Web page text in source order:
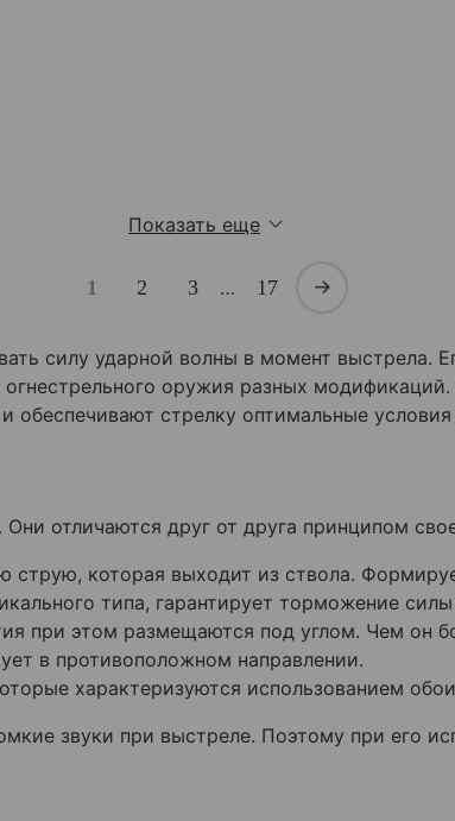
Показать еще
1 2 3 … 17
силу ударной волны в момент выстрела.
оружия разных
обеспечивают стрелку оптимальные
отличаются друг от друга принципом
струю, которая выходит из ствола.
типа, гарантирует торможение силы
при этом размещаются под углом. Чем он
в противоположном направлении.
характеризуются использованием
звуки при выстреле. Поэтому при его